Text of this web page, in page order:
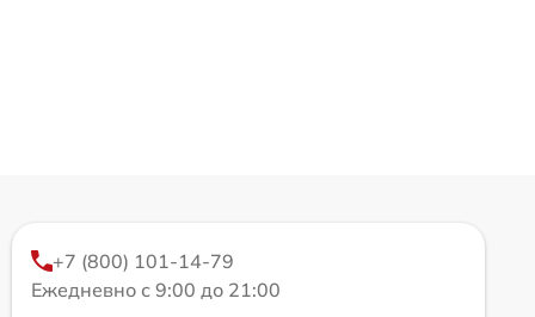
+7 (800) 101-14-79
Ежедневно с 9:00 до 21:00